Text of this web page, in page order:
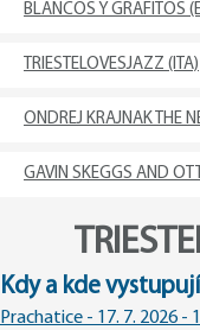
BLANCOS Y GRAFITOS
TRIESTELOVESJAZZ (ITA)
ONDREJ KRAJNAK THE
GAVIN SKEGGS AND
Kdy a kde vystupují
Prachatice - 17. 7. 2026 -